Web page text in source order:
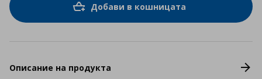
Добави в кошницата
Описание на продукта